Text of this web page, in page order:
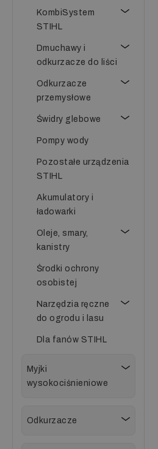
KombiSystem
STIHL
Dmuchawy i
odkurzacze do liści
Odkurzacze
przemysłowe
Świdry glebowe
Pompy wody
Pozostałe urządzenia
STIHL
Akumulatory i
ładowarki
Oleje, smary,
kanistry
Środki ochrony
osobistej
Narzędzia ręczne
do ogrodu i lasu
Dla fanów STIHL
Myjki
wysokociśnieniowe
Odkurzacze